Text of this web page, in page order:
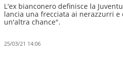
L'ex bianconero definisce la
lancia una frecciata ai nerazzurri
un'altra chance".
25/03/21 14:06